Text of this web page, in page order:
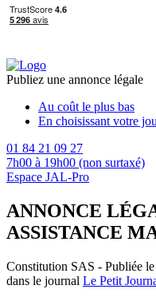
Publiez une annonce légale
Au coût le plus bas
En choisissant votre
01 84 21 09 27
7h00 à 19h00 (non surtaxé)
Espace JAL-Pro
ANNONCE
ASSISTANCE
Constitution SAS - Publiée
dans le journal Le Petit